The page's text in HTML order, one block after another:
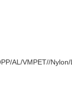
AL/VMPET//Nylon/